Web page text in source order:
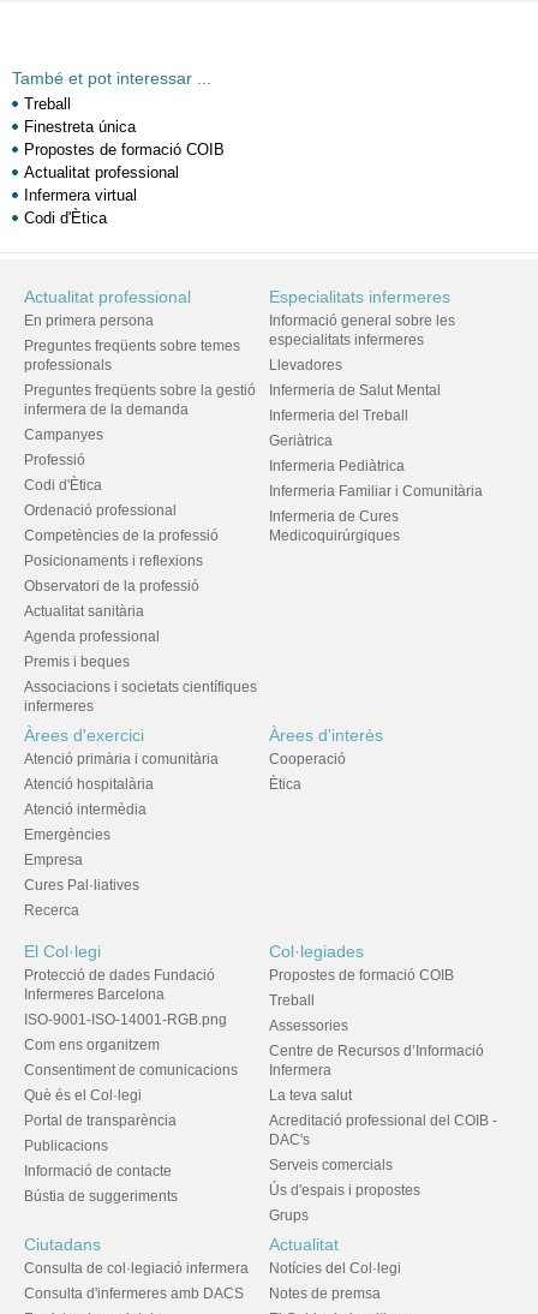
També et pot interessar ...
Treball
Finestreta única
Propostes de formació COIB
Actualitat professional
Infermera virtual
Codi d'Ètica
Actualitat professional
En primera persona
Preguntes freqüents sobre temes
professionals
Preguntes freqüents sobre la gestió
infermera de la demanda
Campanyes
Professió
Codi d'Ètica
Ordenació professional
Competències de la professió
Posicionaments i reflexions
Observatori de la professió
Actualitat sanitària
Agenda professional
Premis i beques
Associacions i societats científiques
infermeres
Especialitats infermeres
Informació general sobre les
especialitats infermeres
Llevadores
Infermeria de Salut Mental
Infermeria del Treball
Geriàtrica
Infermeria Pediàtrica
Infermeria Familiar i Comunitària
Infermeria de Cures
Medicoquirúrgiques
Àrees d'exercici
Atenció primària i comunitària
Atenció hospitalària
Atenció intermèdia
Emergències
Empresa
Cures Pal·liatives
Recerca
Àrees d'interès
Cooperació
Ètica
El Col·legi
Protecció de dades Fundació
Infermeres Barcelona
ISO-9001-ISO-14001-RGB.png
Com ens organitzem
Consentiment de comunicacions
Què és el Col·legi
Portal de transparència
Publicacions
Informació de contacte
Bústia de suggeriments
Col·legiades
Propostes de formació COIB
Treball
Assessories
Centre de Recursos d’Informació
Infermera
La teva salut
Acreditació professional del COIB -
DAC's
Serveis comercials
Ús d'espais i propostes
Grups
Ciutadans
Consulta de col·legiació infermera
Consulta d'infermeres amb DACS
Actualitat
Notícies del Col·legi
Notes de premsa